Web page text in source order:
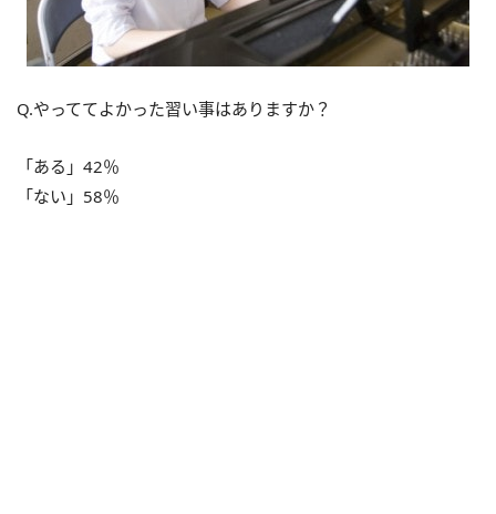
Q.やっててよかった習い事はありますか？
「ある」42％
「ない」58％